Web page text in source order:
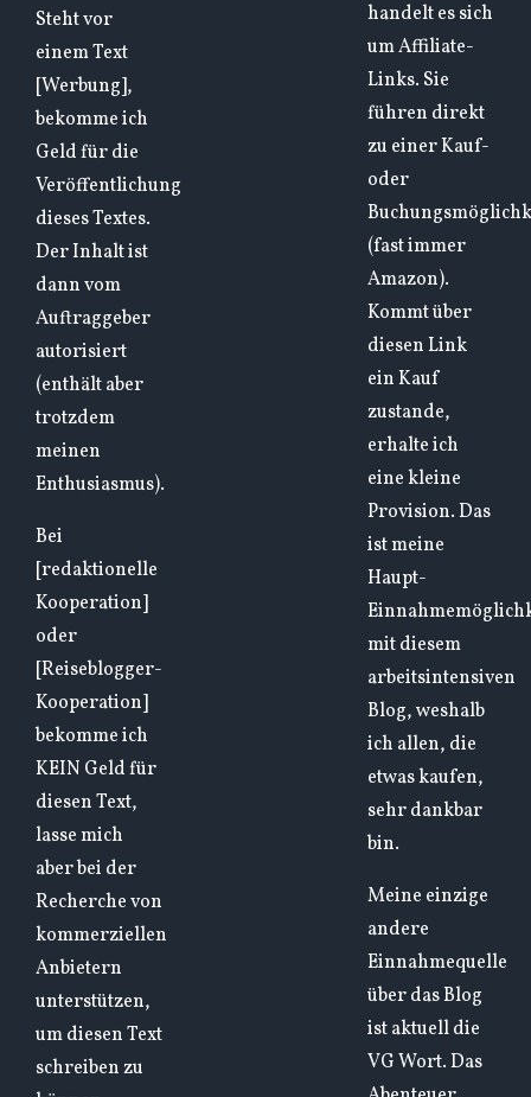
Steht vor
einem Text
[Werbung],
bekomme ich
Geld für die
Veröffentlichung
dieses Textes.
Der Inhalt ist
dann vom
Auftraggeber
autorisiert
(enthält aber
trotzdem
meinen
Enthusiasmus).
Bei
[redaktionelle
Kooperation]
oder
[Reiseblogger-
Kooperation]
bekomme ich
KEIN Geld für
diesen Text,
lasse mich
aber bei der
Recherche von
kommerziellen
Anbietern
unterstützen,
um diesen Text
schreiben zu
handelt es sich
um Affiliate-
Links. Sie
führen direkt
zu einer Kauf-
oder
(fast immer
Amazon).
Kommt über
diesen Link
ein Kauf
zustande,
erhalte ich
eine kleine
Provision. Das
ist meine
Haupt-
mit diesem
arbeitsintensiven
Blog, weshalb
ich allen, die
etwas kaufen,
sehr dankbar
bin.
Meine einzige
andere
Einnahmequelle
über das Blog
ist aktuell die
VG Wort. Das